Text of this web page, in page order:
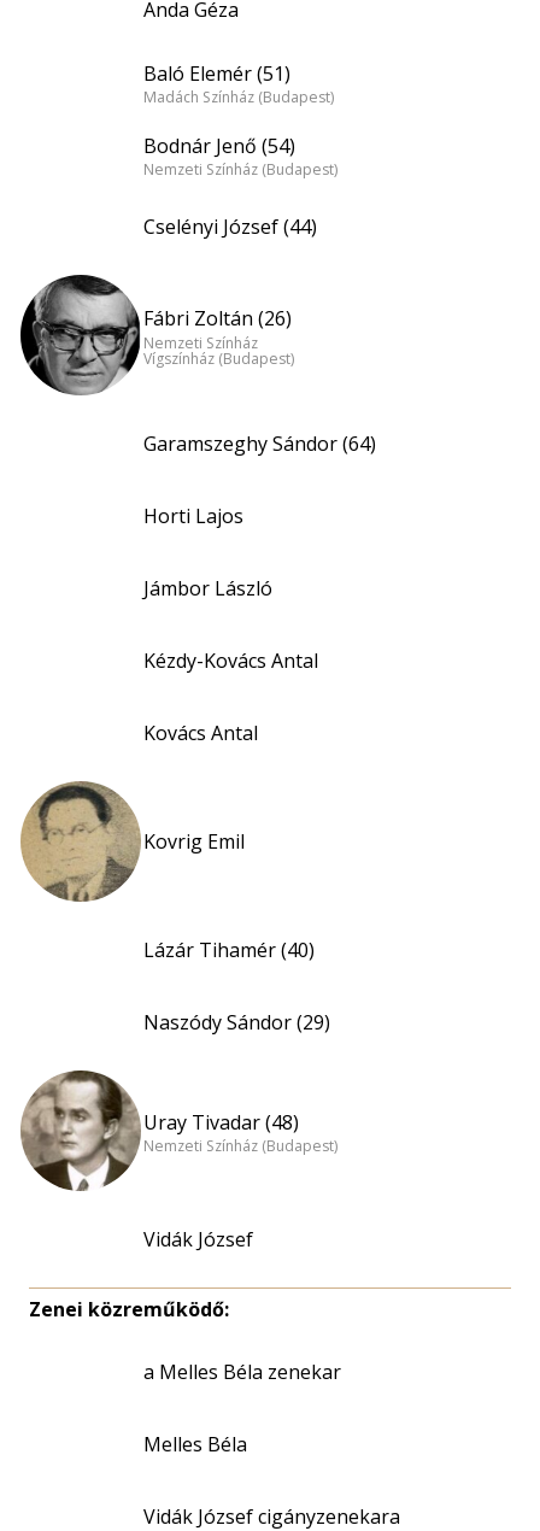
Anda Géza
Baló Elemér (51)
Madách Színház (Budapest)
Bodnár Jenő (54)
Nemzeti Színház (Budapest)
Cselényi József (44)
Fábri Zoltán (26)
Nemzeti Színház
Vígszínház (Budapest)
Garamszeghy Sándor (64)
Horti Lajos
Jámbor László
Kézdy-Kovács Antal
Kovács Antal
Kovrig Emil
Lázár Tihamér (40)
Naszódy Sándor (29)
Uray Tivadar (48)
Nemzeti Színház (Budapest)
Vidák József
Zenei közreműködő:
a Melles Béla zenekar
Melles Béla
Vidák József cigányzenekara